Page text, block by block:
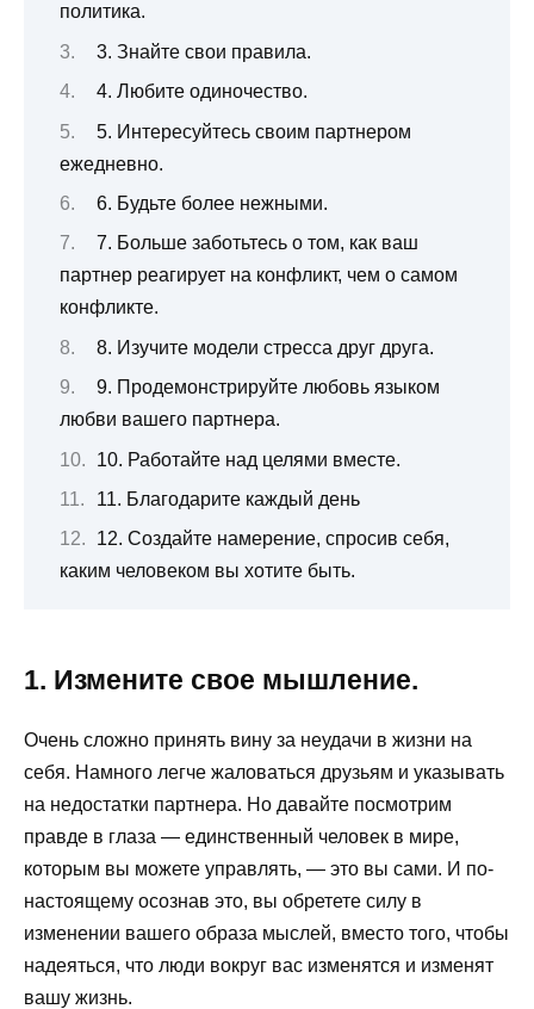
политика.
3. Знайте свои правила.
4. Любите одиночество.
5. Интересуйтесь своим партнером
ежедневно.
6. Будьте более нежными.
7. Больше заботьтесь о том, как ваш
партнер реагирует на конфликт, чем о самом
конфликте.
8. Изучите модели стресса друг друга.
9. Продемонстрируйте любовь языком
любви вашего партнера.
10. Работайте над целями вместе.
11. Благодарите каждый день
12. Создайте намерение, спросив себя,
каким человеком вы хотите быть.
1. Измените свое мышление.
Очень сложно принять вину за неудачи в жизни на
себя. Намного легче жаловаться друзьям и указывать
на недостатки партнера. Но давайте посмотрим
правде в глаза — единственный человек в мире,
которым вы можете управлять, — это вы сами. И по-
настоящему осознав это, вы обретете силу в
изменении вашего образа мыслей, вместо того, чтобы
надеяться, что люди вокруг вас изменятся и изменят
вашу жизнь.